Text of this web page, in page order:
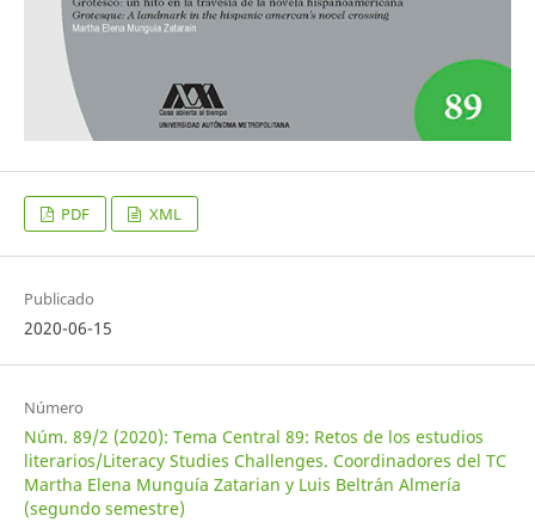
PDF XML
Publicado
2020-06-15
Número
Núm. 89/2 (2020): Tema Central 89: Retos de los estudios
literarios/Literacy Studies Challenges. Coordinadores del TC
Martha Elena Munguía Zatarian y Luis Beltrán Almería
(segundo semestre)